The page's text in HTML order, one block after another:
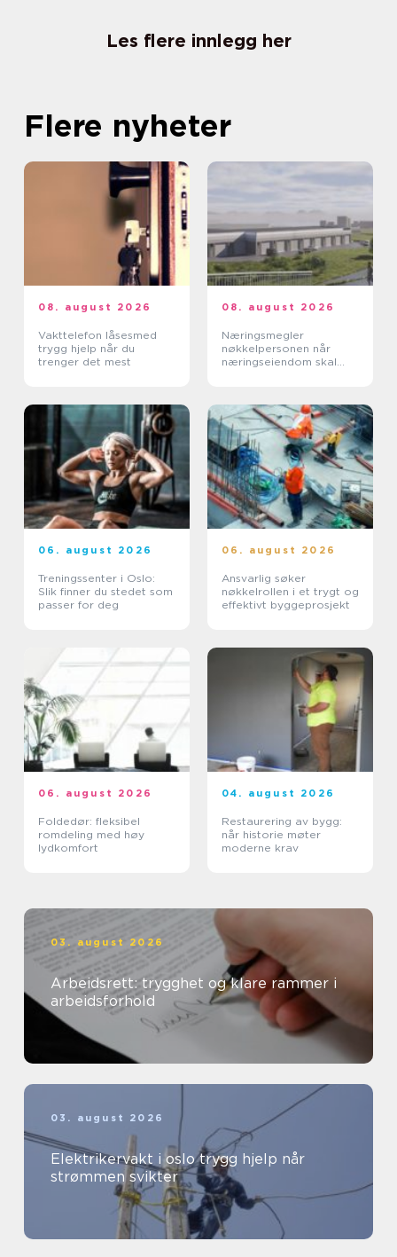
Les flere innlegg her
Flere nyheter
08. august 2026
Vakttelefon låsesmed
trygg hjelp når du
trenger det mest
08. august 2026
Næringsmegler
nøkkelpersonen når
næringseiendom skal
06. august 2026
Treningssenter i Oslo:
Slik finner du stedet som
passer for deg
06. august 2026
Ansvarlig søker
nøkkelrollen i et trygt og
effektivt byggeprosjekt
06. august 2026
Foldedør: fleksibel
romdeling med høy
lydkomfort
04. august 2026
Restaurering av bygg:
når historie møter
moderne krav
03. august 2026
Arbeidsrett: trygghet og klare rammer i
arbeidsforhold
03. august 2026
Elektrikervakt i oslo trygg hjelp når
strømmen svikter